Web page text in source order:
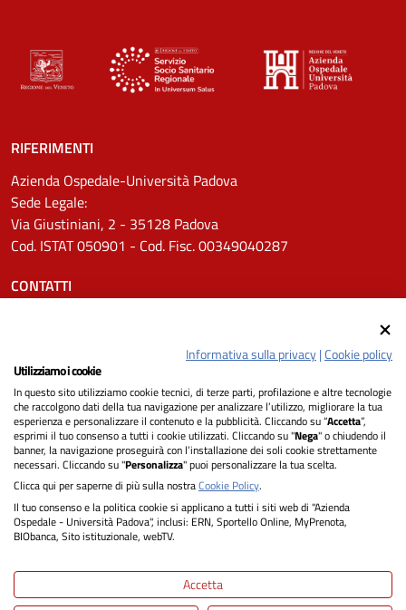
RIFERIMENTI
Azienda Ospedale-Università Padova
Sede Legale:
Via Giustiniani, 2 - 35128 Padova
Cod. ISTAT 050901 - Cod. Fisc. 00349040287
CONTATTI
Pec: protocollo.aopd@pecveneto.it
SEGUICI SU
Privacy
Dichiarazione di Accessibilità
Informativa sulla privacy|Cookie policy
Utilizziamo i cookie
In questo sito utilizziamo cookie tecnici, di terze parti, profilazione e altre tecnologie
che raccolgono dati della tua navigazione per analizzare l’utilizzo, migliorare la tua
esperienza e personalizzare il contenuto e la pubblicità. Cliccando su “Accetta”,
esprimi il tuo consenso a tutti i cookie utilizzati. Cliccando su "Nega" o chiudendo il
banner, la navigazione proseguirà con l’installazione dei soli cookie strettamente
necessari. Cliccando su "Personalizza" puoi personalizzare la tua scelta.
Clicca qui per saperne di più sulla nostraCookie Policy.
Il tuo consenso e la politica cookie si applicano a tutti i siti web di "Azienda
Ospedale - Università Padova", inclusi: ERN, Sportello Online, MyPrenota,
BIObanca, Sito istituzionale, webTV.
Accetta